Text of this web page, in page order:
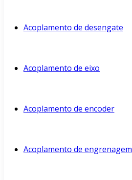
Acoplamento de desengate
Acoplamento de eixo
Acoplamento de encoder
Acoplamento de engrenagem